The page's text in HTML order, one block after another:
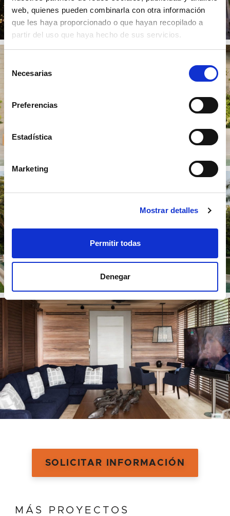
web, quienes pueden combinarla con otra información
que les haya proporcionado o que hayan recopilado a
partir del uso que haya hecho de sus servicios.
Necesarias
Preferencias
Estadística
Marketing
Mostrar detalles
Permitir todas
Denegar
SOLICITAR INFORMACIÓN
MÁS PROYECTOS